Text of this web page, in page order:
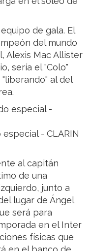
de gala. El
del mundo
Alexis Mac Allister
sería el "Colo"
al del
- CLARIN
al capitán
de una
junto a
lugar de Ángel
será para
en el Inter
físicas que